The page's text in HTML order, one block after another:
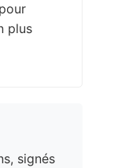
pour
plus
signés